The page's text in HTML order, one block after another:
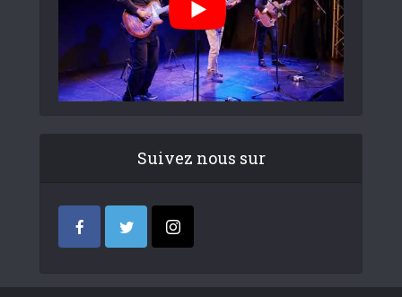
Suivez nous sur